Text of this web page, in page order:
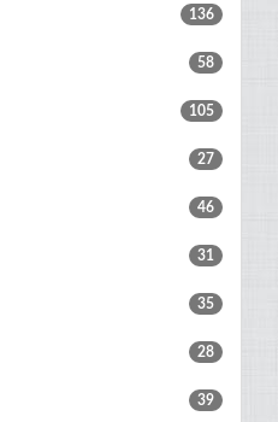
136
58
105
27
46
31
35
28
39